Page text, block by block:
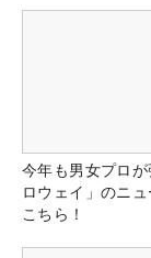
今年も男女プロ
ロウェイ」のニ
こちら！